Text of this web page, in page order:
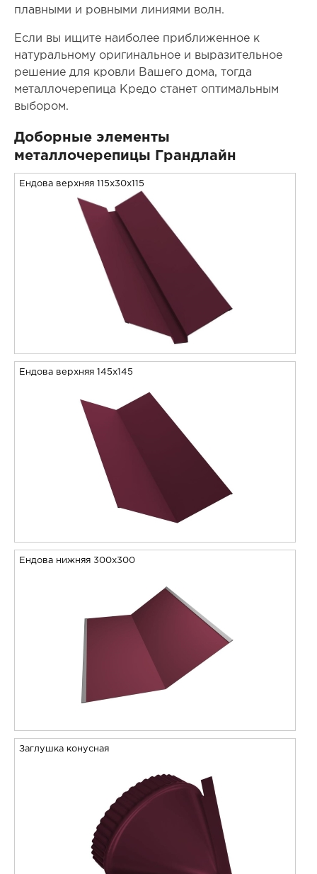
плавными и ровными линиями волн.
Если вы ищите наиболее приближенное к
натуральному оригинальное и выразительное
решение для кровли Вашего дома, тогда
металлочерепица Кредо станет оптимальным
выбором.
Доборные элементы
металлочерепицы Грандлайн
Ендова верхняя 115x30x115
Ендова верхняя 145х145
Ендова нижняя 300х300
Заглушка конусная